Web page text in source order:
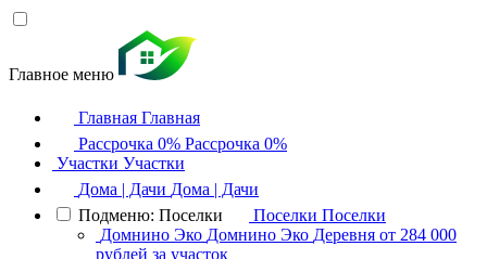
Главное меню
Главная Главная
Рассрочка 0% Рассрочка 0%
Участки Участки
Дома | Дачи Дома | Дачи
Подменю: Поселки
Поселки Поселки
Домнино Эко Домнино Эко Деревня от 284 000
рублей за участок